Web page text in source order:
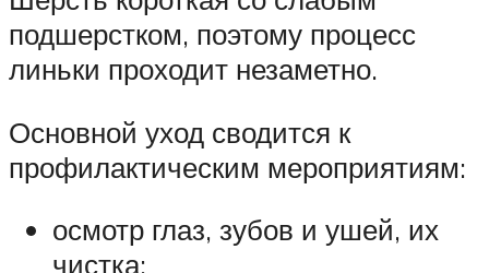
подшерстком, поэтому процесс
линьки проходит незаметно.
Основной уход сводится к
профилактическим мероприятиям:
осмотр глаз, зубов и ушей, их
чистка;